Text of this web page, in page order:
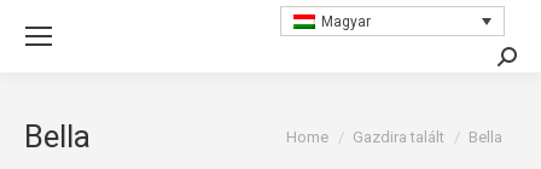
Magyar
Bella You are here:
Home Gazdira talált Bella